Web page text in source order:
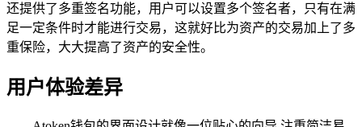
还提供了多重签名功能，用户可以设置多个签名者，只有在满
足一定条件时才能进行交易，这就好比为资产的交易加上了多
重保险，大大提高了资产的安全性。
用户体验差异